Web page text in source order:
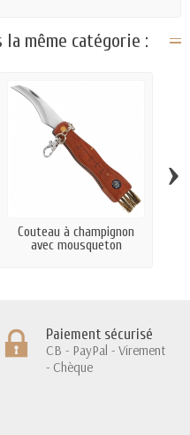
même catégorie :
Couteau à champignon
avec mousqueton
›
Paiement sécurisé
CB - PayPal - Virement
- Chèque